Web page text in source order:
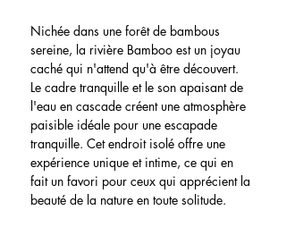
Nichée dans une forêt de bambous
sereine, la rivière Bamboo est un joyau
caché qui n'attend qu'à être découvert.
Le cadre tranquille et le son apaisant de
l'eau en cascade créent une atmosphère
paisible idéale pour une escapade
tranquille. Cet endroit isolé offre une
expérience unique et intime, ce qui en
fait un favori pour ceux qui apprécient la
beauté de la nature en toute solitude.